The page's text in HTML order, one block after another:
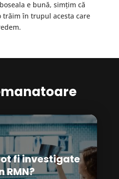
e bună, simțim că
trăim în trupul acesta care
fi investigate
RMN?